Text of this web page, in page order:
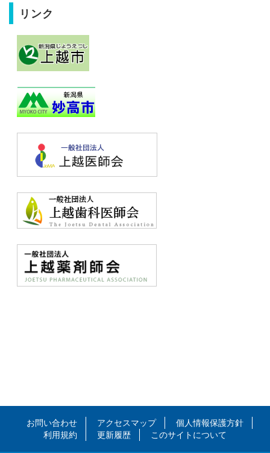
リンク
お問い合わせ アクセスマップ
個人情報保護方針
利用規約
更新履歴 このサイトについて